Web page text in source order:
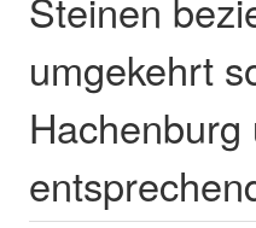
Steinen
umgekehrt